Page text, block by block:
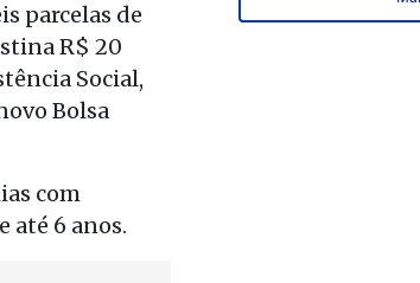
parcelas de
R$ 20
Social,
Bolsa
com
até 6 anos.